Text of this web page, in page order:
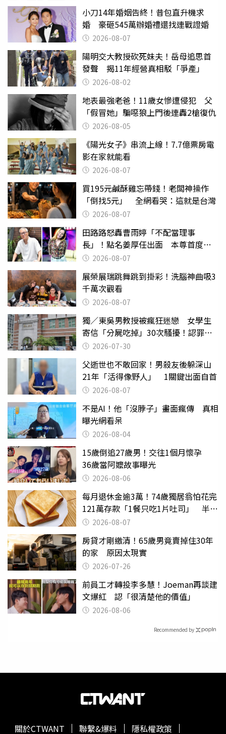
小刀14年婚姻告終！昔包直升機求
婚 豪砸545萬辦婚禮還找連戰證婚
2026-08-07
陽明交大教授砍死妹夫！岳母追思首
發聲 揭11年經營真相駁「爭產」
2026-08-02
地表最強老爸！11歲女慘遭侵犯 父
「假冒她」騙噁狼上門後連轟2槍復仇
2026-08-05
《陽光女子》串流上線！7.7億票房電
影在家就能看
2026-08-07
買195元鹹酥雞忘帶錢！老闆神操作
「倒找5元」 全網看哭：這就是台灣
2026-08-07
田路路怒轟曹雨婷「不配當理事
長」！點名姜厚任出面 本尊首度回
應了2026-08-07
展榮展瑞跳舞跳到掛彩！洗腦神曲吸3
千萬次觀看
2026-08-07
獨／東吳男教授被瘋狂迷戀 女學生
寄信「分屍吃掉」30次騷擾！認罪免
關 2026-07-30
父逝世也不敢回家！男殺友後躲深山
21年「活得像野人」 1關鍵出面自首
2026-08-07
不是AI！他「沒脖子」畫面瘋傳 真相
曝光網看呆
2026-08-04
15歲倒追27歲男！交往1個月懷孕
36歲當阿嬤故事曝光
2026-08-06
每月退休金逾3萬！74歲獨居翁怕花完
121萬存款「1餐只吃1片吐司」 半年
後暴瘦嚇壞女兒
2026-08-07
房貸才剛繳清！65歲男竟賣掉住30年
的家 原因太現實
2026-07-26
前員工才轉投李多慧！Joeman再談建
文爆紅 認「很清楚他的價值」
2026-08-06
Recommended by
關於CTWANT 聯繫&爆料 隱私權政策